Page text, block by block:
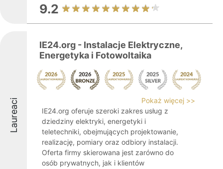
9.2
Laureaci
IE24.org - Instalacje Elektryczne,
Energetyka i Fotowoltaika
Pokaż więcej >>
IE24.org oferuje szeroki zakres usług z
dziedziny elektryki, energetyki i
teletechniki, obejmujących projektowanie,
realizację, pomiary oraz odbiory instalacji.
Oferta firmy skierowana jest zarówno do
osób prywatnych, jak i klientów